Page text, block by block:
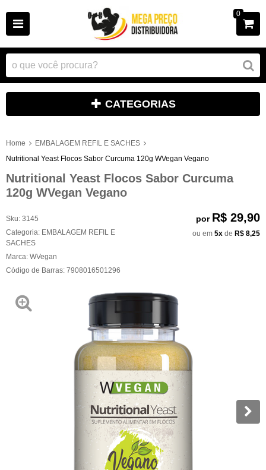
0
CATEGORIAS
Home
EMBALAGEM REFIL E SACHES
Nutritional Yeast Flocos Sabor Curcuma 120g WVegan Vegano
Nutritional Yeast Flocos Sabor Curcuma
120g WVegan Vegano
Sku: 3145
Categoria: EMBALAGEM REFIL E
SACHES
Marca: WVegan
Código de Barras: 7908016501296
por R$ 29,90
ou em 5x de R$ 8,25